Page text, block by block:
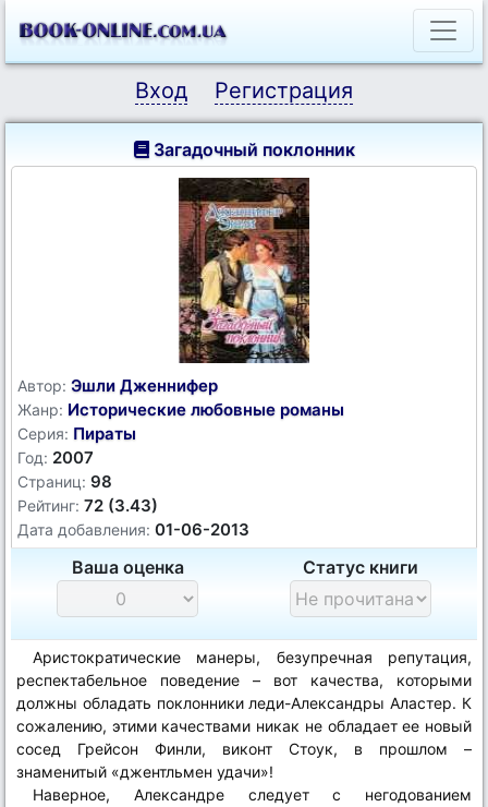
Вход Регистрация
Загадочный поклонник
Автор: Эшли Дженнифер
Жанр: Исторические любовные романы
Серия: Пираты
Год: 2007
Страниц: 98
Рейтинг: 72 (3.43)
Дата добавления: 01-06-2013
Ваша оценка Статус книги
Аристократические манеры, безупречная репутация,
респектабельное поведение – вот качества, которыми
должны обладать поклонники леди-Александры Аластер. К
сожалению, этими качествами никак не обладает ее новый
сосед Грейсон Финли, виконт Стоук, в прошлом –
знаменитый «джентльмен удачи»!
Наверное, Александре следует с негодованием